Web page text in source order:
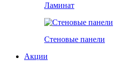
Ламинат
Стеновые панели
Акции